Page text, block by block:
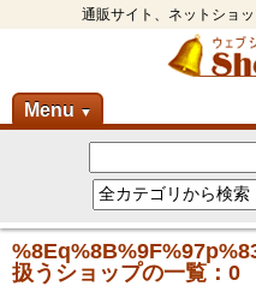
通販サイト、ネットショ
Menu ▼
扱うショップの一覧：0